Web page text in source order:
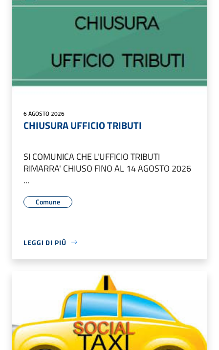
6 AGOSTO 2026
CHIUSURA UFFICIO TRIBUTI
SI COMUNICA CHE L'UFFICIO TRIBUTI
RIMARRA' CHIUSO FINO AL 14 AGOSTO 2026
...
Comune
LEGGI DI PIÙ